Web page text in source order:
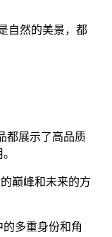
自然的美景，都
都展示了高品质
巅峰和未来的方
多重身份和角